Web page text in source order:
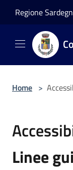
Regione
Home >
Linee